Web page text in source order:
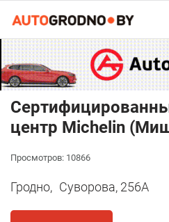
центр Michelin
Просмотров: 10866
Гродно, Суворова, 256А